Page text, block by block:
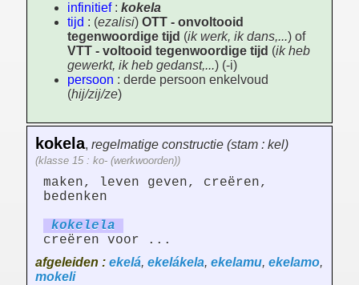
infinitief: kokela
tijd : (ezalisi) OTT - onvoltooid
tegenwoordige tijd (ik werk, ik dans,...) of
VTT - voltooid tegenwoordige tijd (ik heb
gewerkt, ik heb gedanst,...) (-i)
persoon : derde persoon enkelvoud
(hij/zij/ze)
kokela, regelmatige constructie (stam : kel)
(klasse 15 : ko- (werkwoorden))
maken, leven geven, creëren,
bedenken
kokelela
creëren voor ...
afgeleiden : ekelá, ekelákela, ekelamu, ekelamo,
mokeli